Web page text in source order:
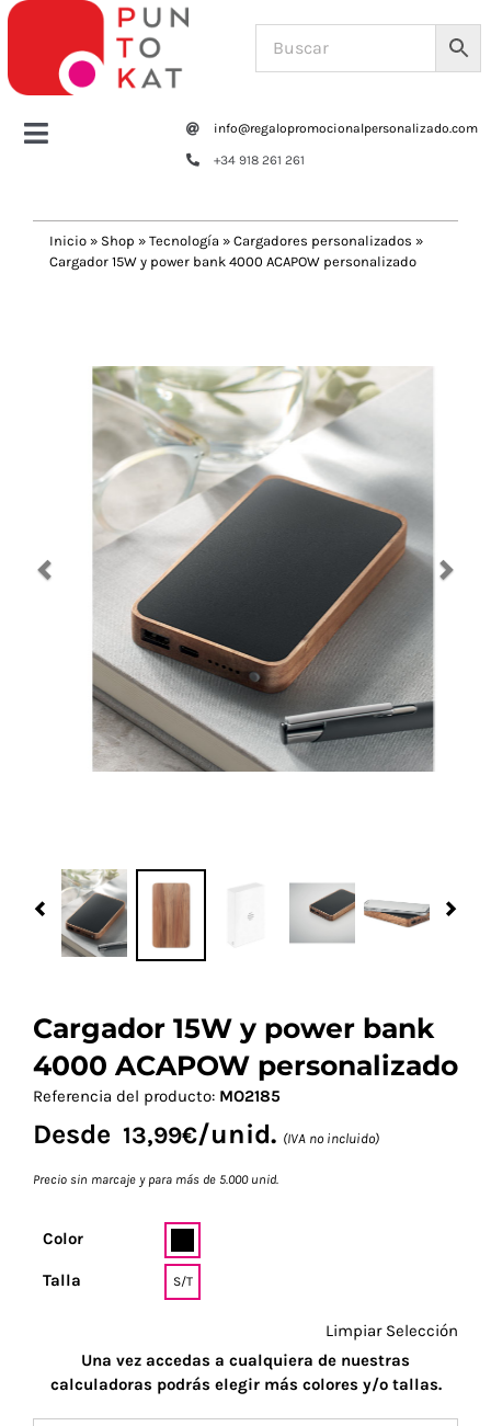
Saltar
contenido
Toggle
Tazas y botellas
Navidad 🎄 Invierno
Más Regalos
Fabricación
info@regalopromocionalpersonalizado.com
+34 918 261 261
Inicio » Shop » Tecnología » Cargadores personalizados »
Cargador 15W y power bank 4000 ACAPOW personalizado
Previous
Cargador 15W y power bank
4000 ACAPOW personalizado
Referencia del producto: MO2185
Desde 13,99€/unid. (IVA no incluido)
Precio sin marcaje y para más de 5.000 unid.
Color
Talla S/T
Limpiar Selección
Una vez accedas a cualquiera de nuestras
calculadoras podrás elegir más colores y/o tallas.